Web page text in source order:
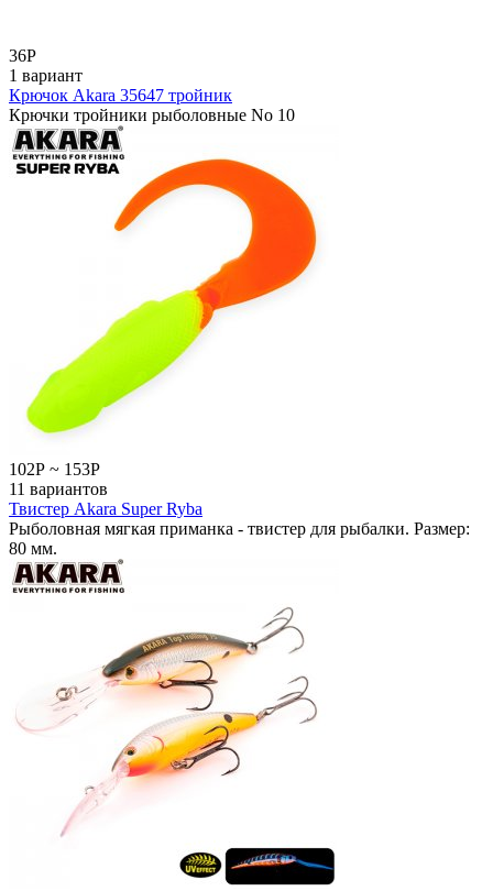
36Р
1 вариант
Крючок Akara 35647 тройник
Крючки тройники рыболовные No 10
102Р ~ 153Р
11 вариантов
Твистер Akara Super Ryba
Рыболовная мягкая приманка - твистер для рыбалки. Размер:
80 мм.